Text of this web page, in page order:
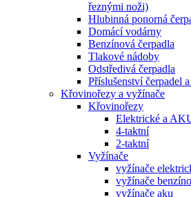
řeznými noži)
Hlubinná ponorná
Domácí vodárny
Benzínová čerpadla
Tlakové nádoby
Odstředivá čerpadla
Příslušenství čerpadel
Křovinořezy a vyžínače
Křovinořezy
Elektrické a
4-taktní
2-taktní
Vyžínače
vyžínače
vyžínače
vyžínače aku